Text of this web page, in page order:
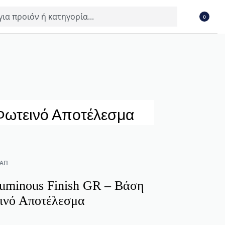
0
Αποτέλεσμα
Finish GR – Βάση
Αποτέλεσμα